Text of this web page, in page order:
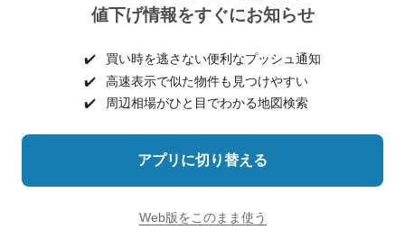
値下げ情報をすぐにお知らせ
✔️
買い時を逃さない便利なプッシュ通知
✔️
高速表示で似た物件も見つけやすい
✔️
周辺相場がひと目でわかる地図検索
アプリに切り替える
Web版をこのまま使う
個人情報保護ポリシー 利用規約
ヘルプ・お問い合わせ 採用情報
©NIFTY Lifestyle Co., Ltd.